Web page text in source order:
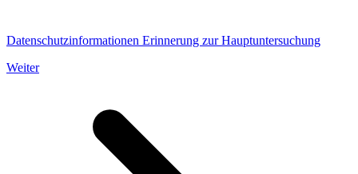
Datenschutzinformationen Erinnerung zur Hauptuntersuchung
Weiter